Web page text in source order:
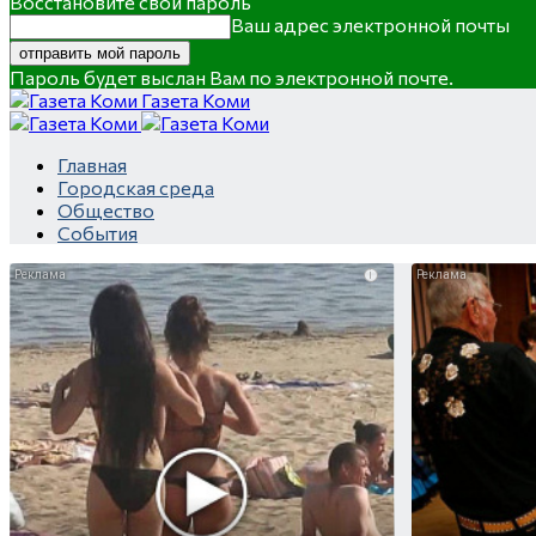
Ваш адрес электронной почты
Пароль будет выслан Вам по электронной почте.
Газета Коми
Главная
Городская среда
Общество
События
i